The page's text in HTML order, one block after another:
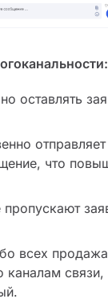
оставлять
отправляет
что
всех
каналам